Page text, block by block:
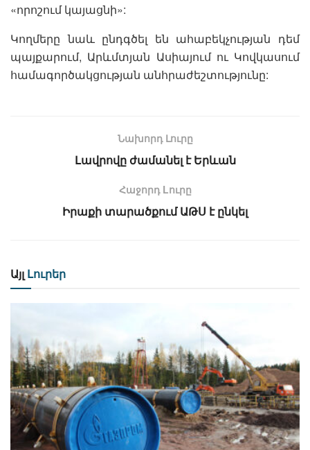
«որոշում կայացնի»:
Կողմերը նաև ընդգծել են ահաբեկչության դեմ
պայքարում, Արևմտյան Ասիայում ու Կովկասում
համագործակցության անհրաժեշտությունը:
Նախորդ Լուրը
Լավրովը ժամանել է Երևան
Հաջորդ Lուրը
Իրաքի տարածքում ԱԹՍ է ընկել
Այլ Լուրեր